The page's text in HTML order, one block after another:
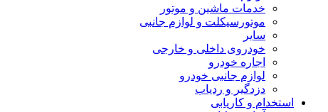
خدمات ماشین و موتور
موتورسیکلت و لوازم جانبی
سایر
خودروی داخلی و خارجی
اجاره خودرو
لوازم جانبی خودرو
دزدگیر و ردیاب
استخدام و کاریابی